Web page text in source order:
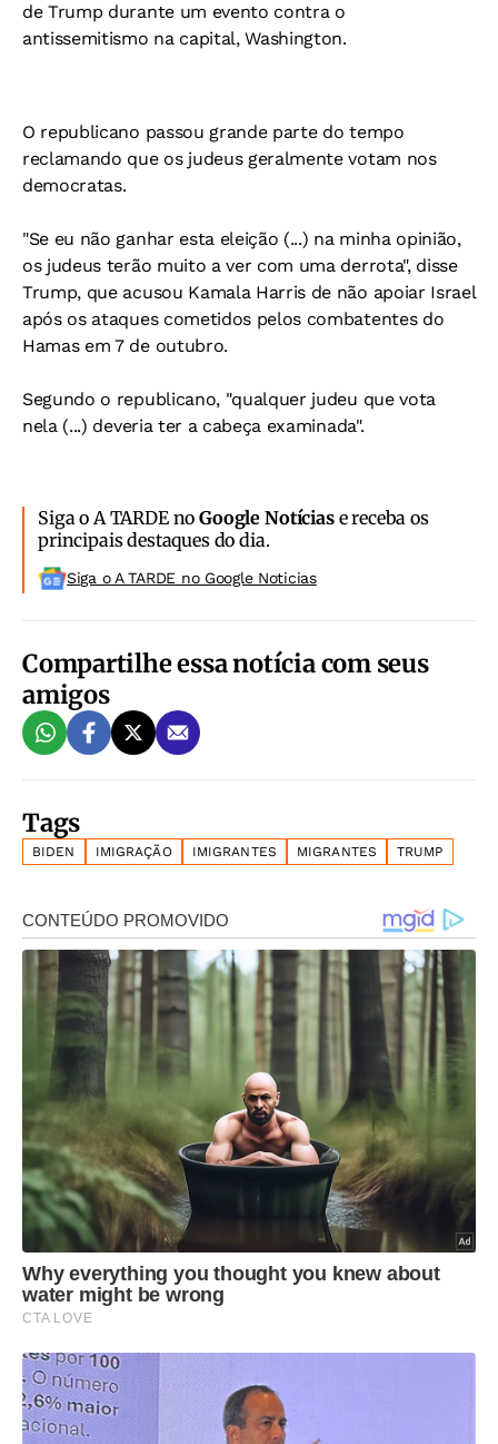
de Trump durante um evento contra o
antissemitismo na capital, Washington.
O republicano passou grande parte do tempo
reclamando que os judeus geralmente votam nos
democratas.
"Se eu não ganhar esta eleição (...) na minha opinião,
os judeus terão muito a ver com uma derrota", disse
Trump, que acusou Kamala Harris de não apoiar Israel
após os ataques cometidos pelos combatentes do
Hamas em 7 de outubro.
Segundo o republicano, "qualquer judeu que vota
nela (...) deveria ter a cabeça examinada".
Siga o A TARDE noGoogle Notíciase receba os
principais destaques do dia.
Siga o A TARDE no Google Noticias
Compartilhe essa notícia com seus
amigos
Tags
BIDEN IMIGRAÇÃO IMIGRANTES MIGRANTES TRUMP